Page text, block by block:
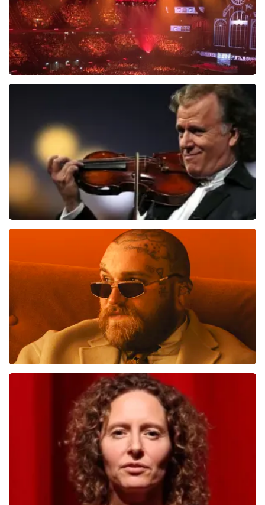
BESTEL NU
laatste 30 minuten
BESTEL NU
Teddy Swims
laatste 30 minuten
BESTEL NU